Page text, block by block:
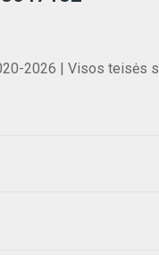
2026 | Visos teisės